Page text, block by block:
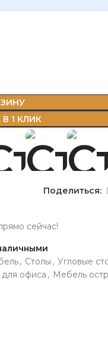
1 КЛИК
Поделиться:
сейчас!
, Столы , Угловые
офиса , Мебель